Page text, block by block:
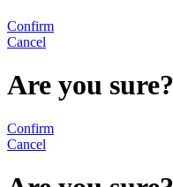
Confirm
Cancel
Are you sure?
Confirm
Cancel